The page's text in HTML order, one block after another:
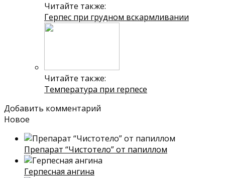
Читайте также:
Герпес при грудном вскармливании
Читайте также:
Температура при герпесе
Добавить комментарий
Новое
Препарат “Чистотело” от папиллом
Герпесная ангина